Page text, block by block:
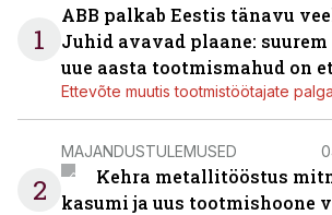
1
ABB palkab Eestis tänavu
Juhid avavad plaane:
uue aasta tootmismahud on
Ettevõte muutis tootmistöötajate
2
MAJANDUSTULEMUSED
Kehra metallitööstus
kasumi ja uus tootmishoone